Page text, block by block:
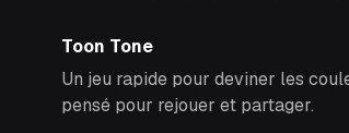
Toon Tone
Un jeu rapide pour deviner les
pensé pour rejouer et partager.